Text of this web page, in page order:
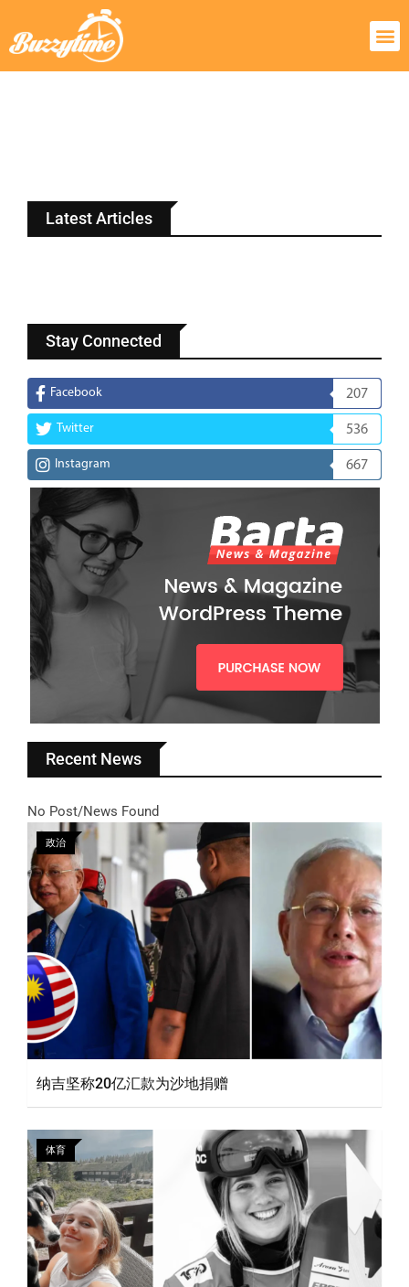
Latest Articles
Stay Connected
Facebook 207
Twitter 536
Instagram 667
Recent News
No Post/News Found
政治
纳吉坚称20亿汇款为沙地捐赠
体育